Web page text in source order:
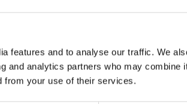
features and to analyse our traffic. We
and analytics partners who may combine
from your use of their services.